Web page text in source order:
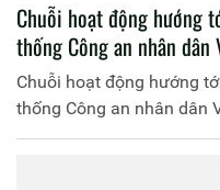
Chuỗi hoạt động hướng
thống Công an nhân dân
Chuỗi hoạt động hướng
thống Công an nhân dân